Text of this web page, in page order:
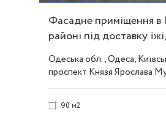
Фасадне приміщення в
районі під доставку
ID 53350
Одеська обл., Одеса,
проспект Князя Ярослава
90 м2